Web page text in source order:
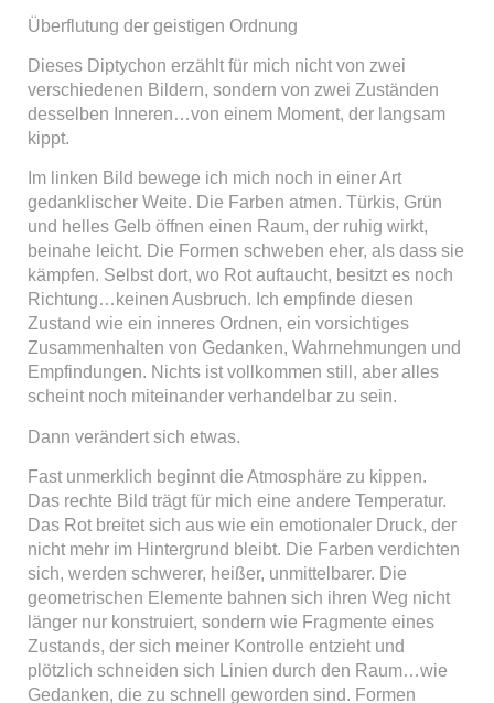
Überflutung der geistigen Ordnung
Dieses Diptychon erzählt für mich nicht von zwei
verschiedenen Bildern, sondern von zwei Zuständen
desselben Inneren…von einem Moment, der langsam
kippt.
Im linken Bild bewege ich mich noch in einer Art
gedanklischer Weite. Die Farben atmen. Türkis, Grün
und helles Gelb öffnen einen Raum, der ruhig wirkt,
beinahe leicht. Die Formen schweben eher, als dass sie
kämpfen. Selbst dort, wo Rot auftaucht, besitzt es noch
Richtung…keinen Ausbruch. Ich empfinde diesen
Zustand wie ein inneres Ordnen, ein vorsichtiges
Zusammenhalten von Gedanken, Wahrnehmungen und
Empfindungen. Nichts ist vollkommen still, aber alles
scheint noch miteinander verhandelbar zu sein.
Dann verändert sich etwas.
Fast unmerklich beginnt die Atmosphäre zu kippen.
Das rechte Bild trägt für mich eine andere Temperatur.
Das Rot breitet sich aus wie ein emotionaler Druck, der
nicht mehr im Hintergrund bleibt. Die Farben verdichten
sich, werden schwerer, heißer, unmittelbarer. Die
geometrischen Elemente bahnen sich ihren Weg nicht
länger nur konstruiert, sondern wie Fragmente eines
Zustands, der sich meiner Kontrolle entzieht und
plötzlich schneiden sich Linien durch den Raum…wie
Gedanken, die zu schnell geworden sind. Formen